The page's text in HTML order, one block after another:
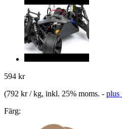
594 kr
(792 kr / kg, inkl. 25% moms. - plus
Färg: